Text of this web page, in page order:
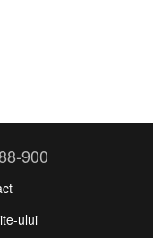
900
ului